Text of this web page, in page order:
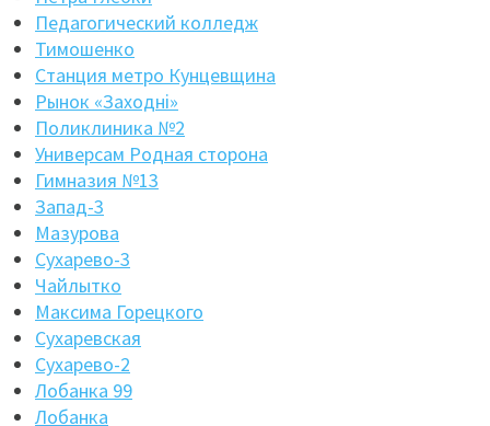
Педагогический колледж
Тимошенко
Станция метро Кунцевщина
Рынок «Заходнi»
Поликлиника №2
Универсам Родная сторона
Гимназия №13
Запад-3
Мазурова
Сухарево-3
Чайлытко
Максима Горецкого
Сухаревская
Сухарево-2
Лобанка 99
Лобанка